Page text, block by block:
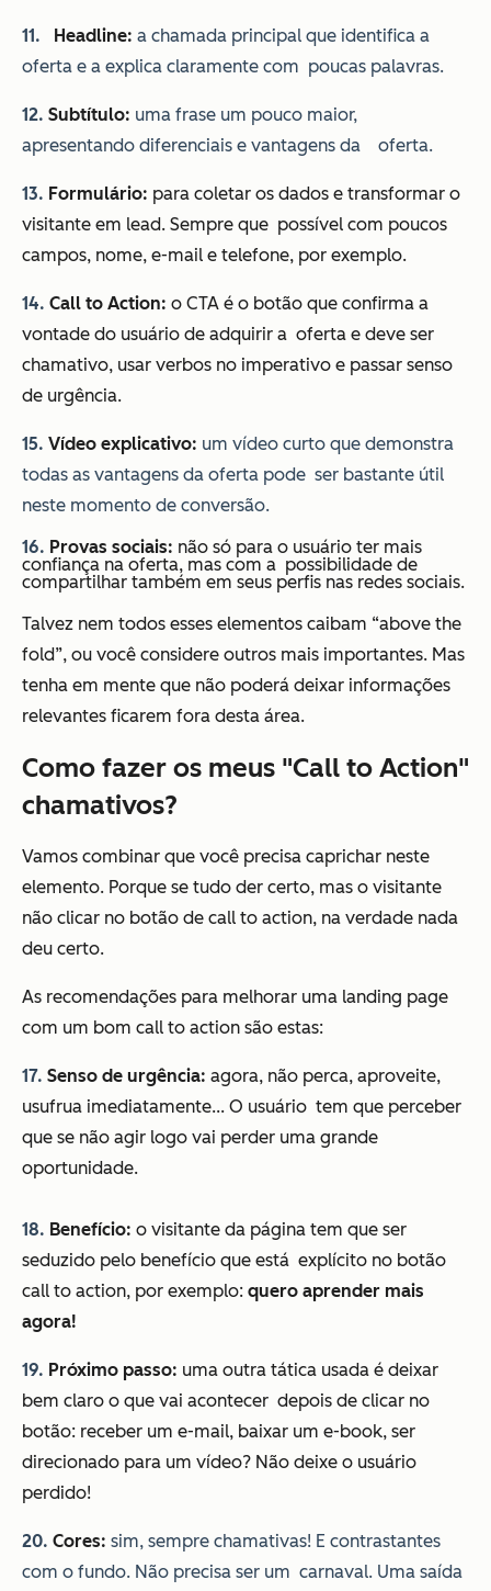
11. Headline: a chamada principal que identifica a
oferta e a explica claramente com poucas palavras.
12. Subtítulo: uma frase um pouco maior,
apresentando diferenciais e vantagens da oferta.
13. Formulário: para coletar os dados e transformar o
visitante em lead. Sempre que possível com poucos
campos, nome, e-mail e telefone, por exemplo.
14. Call to Action: o CTA é o botão que confirma a
vontade do usuário de adquirir a oferta e deve ser
chamativo, usar verbos no imperativo e passar senso
de urgência.
15. Vídeo explicativo: um vídeo curto que demonstra
todas as vantagens da oferta pode ser bastante útil
neste momento de conversão.
16. Provas sociais: não só para o usuário ter mais
confiança na oferta, mas com a possibilidade de
compartilhar também em seus perfis nas redes sociais.
Talvez nem todos esses elementos caibam “above the
fold”, ou você considere outros mais importantes. Mas
tenha em mente que não poderá deixar informações
relevantes ficarem fora desta área.
Como fazer os meus "Call to Action"
chamativos?
Vamos combinar que você precisa caprichar neste
elemento. Porque se tudo der certo, mas o visitante
não clicar no botão de call to action, na verdade nada
deu certo.
As recomendações para melhorar uma landing page
com um bom call to action são estas:
17. Senso de urgência: agora, não perca, aproveite,
usufrua imediatamente... O usuário tem que perceber
que se não agir logo vai perder uma grande
oportunidade.
18. Benefício: o visitante da página tem que ser
seduzido pelo benefício que está explícito no botão
call to action, por exemplo: quero aprender mais
agora!
19. Próximo passo: uma outra tática usada é deixar
bem claro o que vai acontecer depois de clicar no
botão: receber um e-mail, baixar um e-book, ser
direcionado para um vídeo? Não deixe o usuário
perdido!
20. Cores: sim, sempre chamativas! E contrastantes
com o fundo. Não precisa ser um carnaval. Uma saída